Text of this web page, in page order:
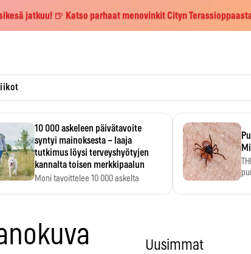
jatkuu! 🍺 Katso parhaat menovinkit Cityn
10 000 askeleen päivätavoite
syntyi mainoksesta – laaja
tutkimus löysi terveyshyötyjen
kannalta toisen merkkipaalun
Moni tavoittelee 10 000 askelta
Uusimmat